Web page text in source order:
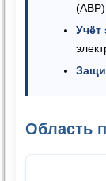
Учёт
Область